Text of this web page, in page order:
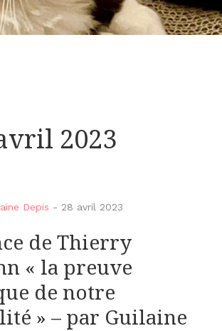
2023
Depis - 28 avril 2023
de Thierry
« la preuve
de notre
» – par Guilaine